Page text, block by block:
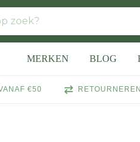
MERKEN BLOG
€50